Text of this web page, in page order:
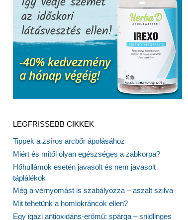
LEGFRISSEBB CIKKEK
Tippek a zsíros arcbőr ápolásához
Miért és mitől olyan egészséges a zabkorpa?
Hőhullámok esetén javasolt és nem javasolt
táplálékok
Még a vérnyomást is szabályozza – aszalt szilva
Mit tehetünk a homlokráncok ellen?
Egy igazi antioxidáns-erőmű: spárga – snidlinges